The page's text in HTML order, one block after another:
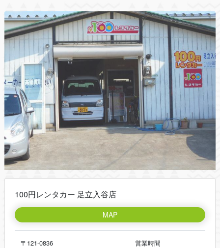
100円レンタカー 足立入谷店
MAP
〒121-0836
営業時間